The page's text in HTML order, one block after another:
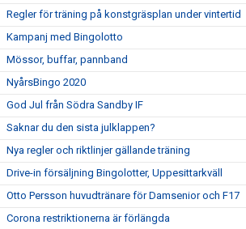
Regler för träning på konstgräsplan under vintertid
Kampanj med Bingolotto
Mössor, buffar, pannband
NyårsBingo 2020
God Jul från Södra Sandby IF
Saknar du den sista julklappen?
Nya regler och riktlinjer gällande träning
Drive-in försäljning Bingolotter, Uppesittarkväll
Otto Persson huvudtränare för Damsenior och F17
Corona restriktionerna är förlängda